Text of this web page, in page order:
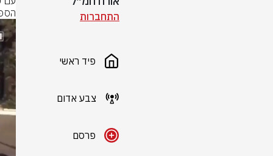
התחברות
פיד ראשי
צבע אדום
פרסם